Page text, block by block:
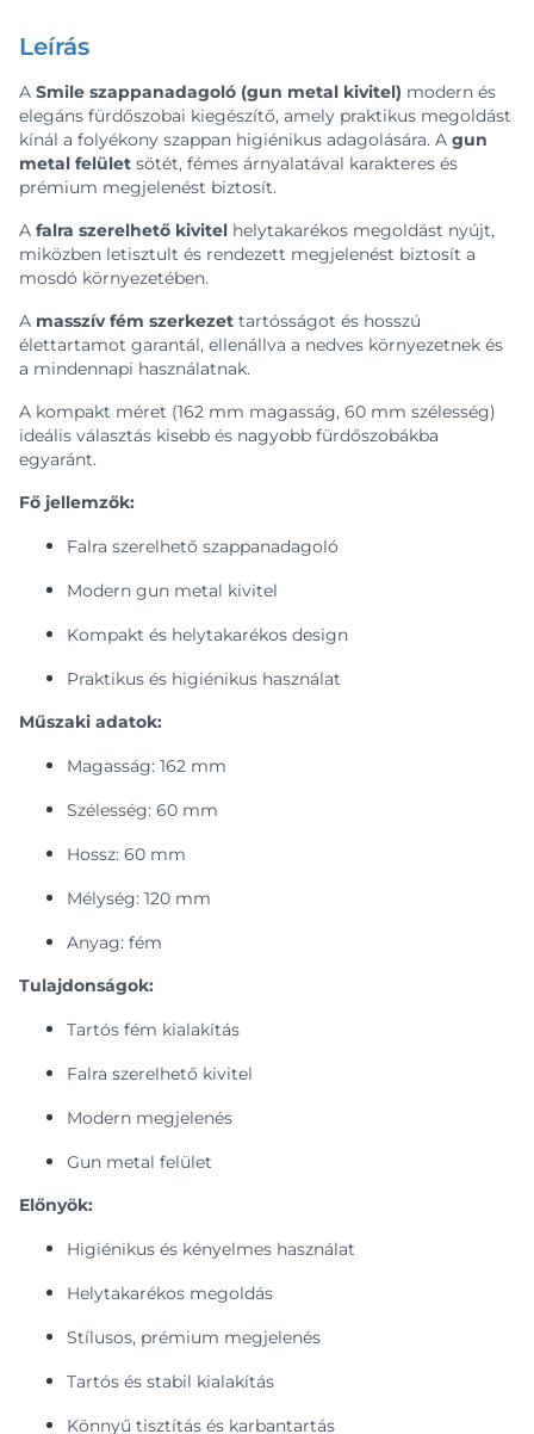
Leírás
A Smile szappanadagoló (gun metal kivitel) modern és
elegáns fürdőszobai kiegészítő, amely praktikus megoldást
kínál a folyékony szappan higiénikus adagolására. A gun
metal felület sötét, fémes árnyalatával karakteres és
prémium megjelenést biztosít.
A falra szerelhető kivitel helytakarékos megoldást nyújt,
miközben letisztult és rendezett megjelenést biztosít a
mosdó környezetében.
A masszív fém szerkezet tartósságot és hosszú
élettartamot garantál, ellenállva a nedves környezetnek és
a mindennapi használatnak.
A kompakt méret (162 mm magasság, 60 mm szélesség)
ideális választás kisebb és nagyobb fürdőszobákba
egyaránt.
Fő jellemzők:
Falra szerelhető szappanadagoló
Modern gun metal kivitel
Kompakt és helytakarékos design
Praktikus és higiénikus használat
Műszaki adatok:
Magasság: 162 mm
Szélesség: 60 mm
Hossz: 60 mm
Mélység: 120 mm
Anyag: fém
Tulajdonságok:
Tartós fém kialakítás
Falra szerelhető kivitel
Modern megjelenés
Gun metal felület
Előnyök:
Higiénikus és kényelmes használat
Helytakarékos megoldás
Stílusos, prémium megjelenés
Tartós és stabil kialakítás
Könnyű tisztítás és karbantartás